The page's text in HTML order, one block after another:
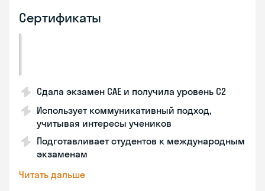
Сертификаты
Сдала экзамен CAE и получила уровень С2
Использует коммуникативный подход,
учитывая интересы учеников
Подготавливает студентов к международным
экзаменам
Читать дальше